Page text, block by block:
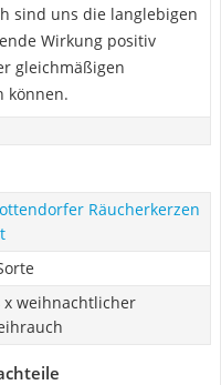
sind uns die langlebigen
Wirkung positiv
gleichmäßigen
können.
Räucherkerzen
x weihnachtlicher